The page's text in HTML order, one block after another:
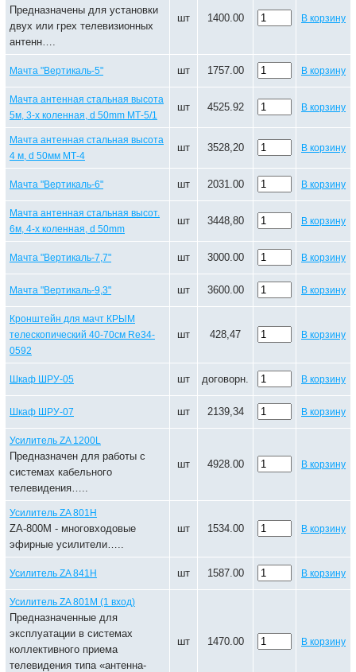
Предназначены для установки
двух или грех телевизионных
антенн….
шт 1400.00 В корзину
Мачта "Вертикаль-5" шт 1757.00 В корзину
Мачта антенная стальная высота
5м, 3-х коленная, d 50mm МТ-5/1
шт 4525.92 В корзину
Мачта антенная стальная высота
4 м, d 50мм МТ-4
шт 3528,20 В корзину
Мачта "Вертикаль-6" шт 2031.00 В корзину
Мачта антенная стальная высот.
6м, 4-х коленная, d 50mm
шт 3448,80 В корзину
Мачта "Вертикаль-7,7" шт 3000.00 В корзину
Мачта "Вертикаль-9,3" шт 3600.00 В корзину
Кронштейн для мачт КРЫМ
телескопический 40-70см Re34-
0592
шт 428,47 В корзину
Шкаф ШРУ-05 шт договорн. В корзину
Шкаф ШРУ-07 шт 2139,34 В корзину
Усилитель ZA 1200L
Предназначен для работы с
системах кабельного
телевидения…..
шт 4928.00 В корзину
Усилитель ZA 801Н
ZA-800M - многовходовые
эфирные усилители…..
шт 1534.00 В корзину
Усилитель ZA 841Н шт 1587.00 В корзину
Усилитель ZA 801М (1 вход)
Предназначенные для
эксплуатации в системах
коллективного приема
телевидения типа «антенна-
шт 1470.00 В корзину